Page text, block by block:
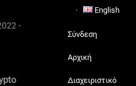
-
English
Σύνδεση
Αρχική
Διαχειριστικό